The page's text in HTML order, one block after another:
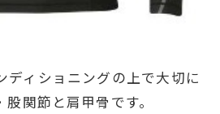
ディショニングの上で大切に
関節と肩甲骨です。